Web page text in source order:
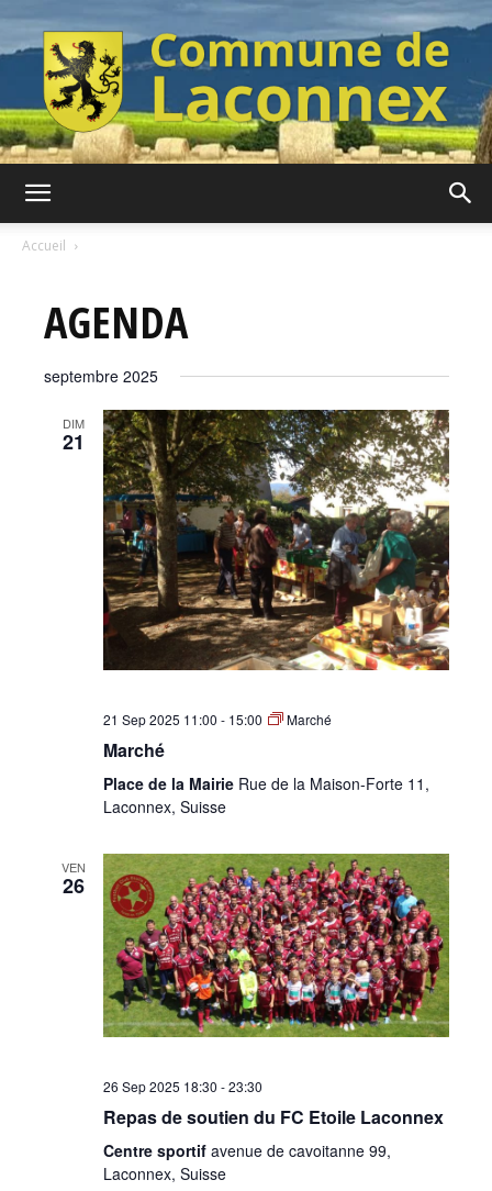
Accueil
AGENDA
septembre 2025
DIM
21
21 Sep 2025 11:00 - 15:00 Marché
Marché
Place de la Mairie Rue de la Maison-Forte 11,
Laconnex, Suisse
VEN
26
26 Sep 2025 18:30 -23:30
Repas de soutien du FC Etoile Laconnex
Centre sportif avenue de cavoitanne 99,
Laconnex, Suisse